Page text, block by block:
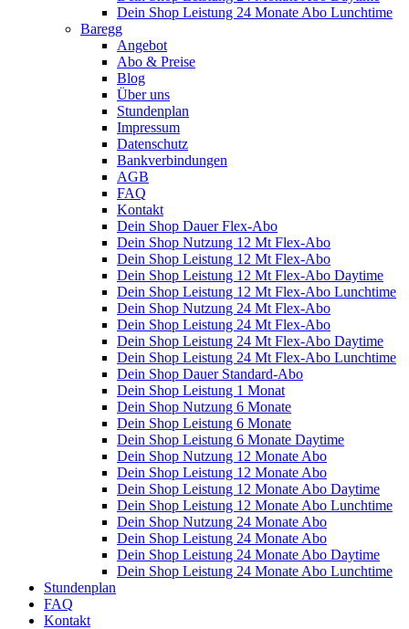
Dein Shop Leistung 24 Monate Abo Lunchtime
Baregg
Angebot
Abo & Preise
Blog
Über uns
Stundenplan
Impressum
Datenschutz
Bankverbindungen
AGB
FAQ
Kontakt
Dein Shop Dauer Flex-Abo
Dein Shop Nutzung 12 Mt Flex-Abo
Dein Shop Leistung 12 Mt Flex-Abo
Dein Shop Leistung 12 Mt Flex-Abo Daytime
Dein Shop Leistung 12 Mt Flex-Abo Lunchtime
Dein Shop Nutzung 24 Mt Flex-Abo
Dein Shop Leistung 24 Mt Flex-Abo
Dein Shop Leistung 24 Mt Flex-Abo Daytime
Dein Shop Leistung 24 Mt Flex-Abo Lunchtime
Dein Shop Dauer Standard-Abo
Dein Shop Leistung 1 Monat
Dein Shop Nutzung 6 Monate
Dein Shop Leistung 6 Monate
Dein Shop Leistung 6 Monate Daytime
Dein Shop Nutzung 12 Monate Abo
Dein Shop Leistung 12 Monate Abo
Dein Shop Leistung 12 Monate Abo Daytime
Dein Shop Leistung 12 Monate Abo Lunchtime
Dein Shop Nutzung 24 Monate Abo
Dein Shop Leistung 24 Monate Abo
Dein Shop Leistung 24 Monate Abo Daytime
Dein Shop Leistung 24 Monate Abo Lunchtime
Stundenplan
FAQ
Kontakt